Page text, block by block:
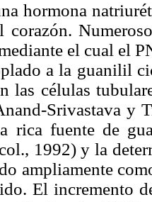
hormona
corazón.
el cual el
a la guanilil
las células
Srivastava y
rica fuente de
1992) y la
ampliamente
El incremento